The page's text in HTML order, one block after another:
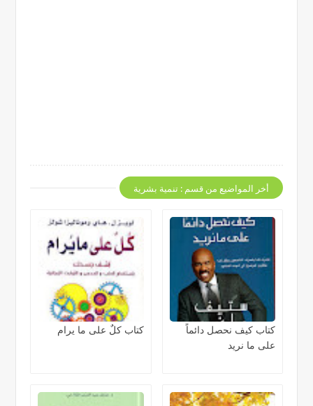
أخر المواضيع من قسم : تنمية بشرية
كتاب كيف نحصل دائماً
على ما نريد
كتاب كلٌ على ما يرام